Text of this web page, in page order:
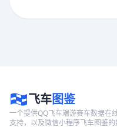
飞车图鉴
一个提供QQ飞车端游赛车数据在
支持，以及微信小程序飞车图鉴的